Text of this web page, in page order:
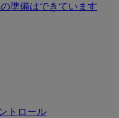
準備はできています
トロール